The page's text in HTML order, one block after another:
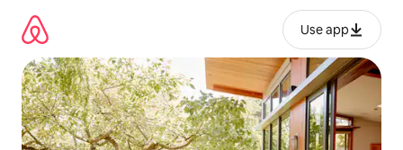
เนื้อหา
Use app